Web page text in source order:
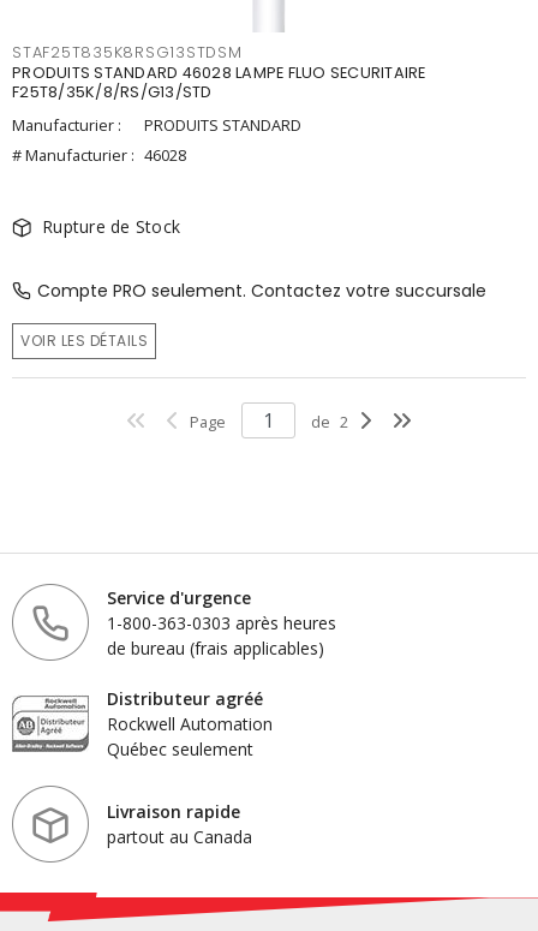
STAF25T835K8RSG13STDSM
PRODUITS STANDARD 46028 LAMPE FLUO SECURITAIRE
F25T8/35K/8/RS/G13/STD
Manufacturier :
PRODUITS STANDARD
# Manufacturier : 46028
Rupture de Stock
Compte PRO seulement. Contactez votre succursale
VOIR LES DÉTAILS
Page de 2
Service d'urgence
1-800-363-0303 après heures
de bureau (frais applicables)
Distributeur agréé
Rockwell Automation
Québec seulement
Livraison rapide
partout au Canada